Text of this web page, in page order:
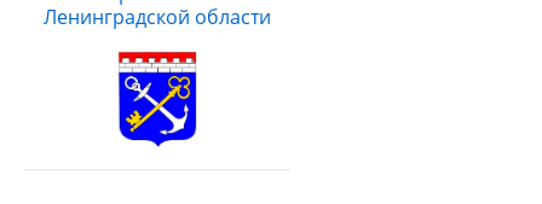
Ленинградской области